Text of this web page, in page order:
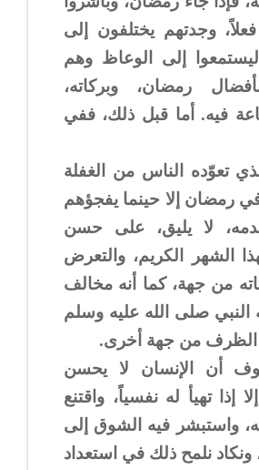
وجدتهم يختلفون إلى
إلى الوعاظ وهم
رمضان، وبركاته،
فيه. أما قبل ذلك، ففي
تعوّده الناس من الغفلة
رمضان إلا حينما يفجؤهم
لا يليق، على حسن
الشهر الكريم، والتعرض
من جهة، كما أنه مخالف
النبي صلى الله عليه وسلم
الظرف من جهة أخرى.
أن الإنسان لا يحسن
تهيأ له نفسياً، واقتنع
واستبشر فيه الشوق إلى
ونكاد نلمح ذلك في استعداد